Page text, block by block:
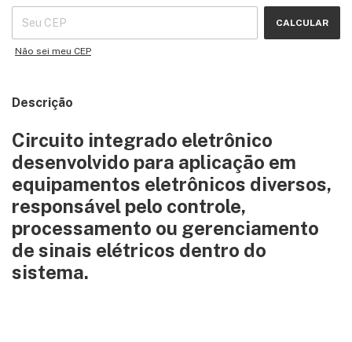
CALCULAR
Não sei meu CEP
Descrição
Circuito integrado eletrônico
desenvolvido para aplicação em
equipamentos eletrônicos diversos,
responsável pelo controle,
processamento ou gerenciamento
de sinais elétricos dentro do
sistema.